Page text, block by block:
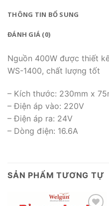
THÔNG TIN BỔ SUNG
ĐÁNH GIÁ (0)
Nguồn 400W được thiết
WS-1400, chất lượng tốt
– Kích thước: 230mm x
– Điện áp vào: 220V
– Điện áp ra: 24V
– Dòng điện: 16.6A
SẢN PHẨM TƯƠNG TỰ